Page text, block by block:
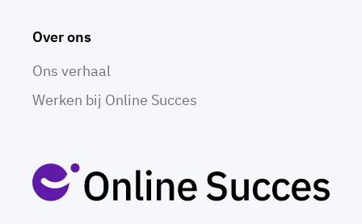
Over ons
Ons verhaal
Werken bij Online Succes